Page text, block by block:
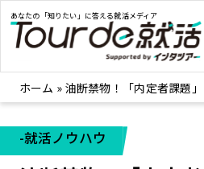
あなたの「知りたい」に答える就活メディア
就活ノウハウ
企業まる見え！特
みんなが知らない企業の裏側
ホーム » 油断禁物！「内定者課題
-就活ノウハウ